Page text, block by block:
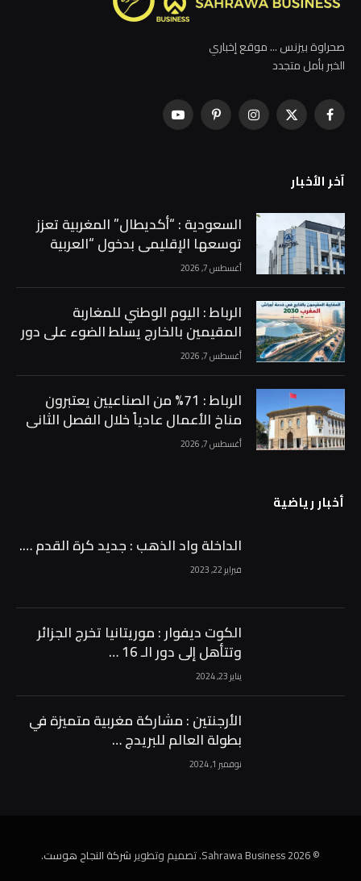
صحراوة بيزنس ... موقع إخباري
الخبر بأمل متجدد
فيسبوكX
الانستغرامبينتيريستيوتيوب
آخر الأخبار
السعودية : “أكديطال” المغربية تعزز
توسعها الإقليمي بدخول “العربية
للاستثمار” إلى رأسمالها بحصة 15% …
أغسطس 7, 2026
الرباط : اليوم الوطني للمغاربة
المقيمين بالخارج يسلط الضوء على دور
الجالية في دعم أوراش المغرب 2030 …
أغسطس 7, 2026
الرباط : 71% من الصناعيين يعتبرون
مناخ الأعمال عادياً خلال الفصل الثاني
من 2026 …
أغسطس 7, 2026
أخبار رياضية
الداخلة واد الذهب : جديد كرة القدم ….
فبراير 22, 2023
الكوت ديفوار : موريتانيا تخرج الجزائر
وتتأهل إلى دور الـ 16 …
يناير 23, 2024
الأرجنتين : مشاركة مغربية متميزة في
بطولة العالم للبريدج …
نوفمبر 1, 2024
© 2026 Sahrawa Business. تصميم وتطوير شركة النجاح هوست.